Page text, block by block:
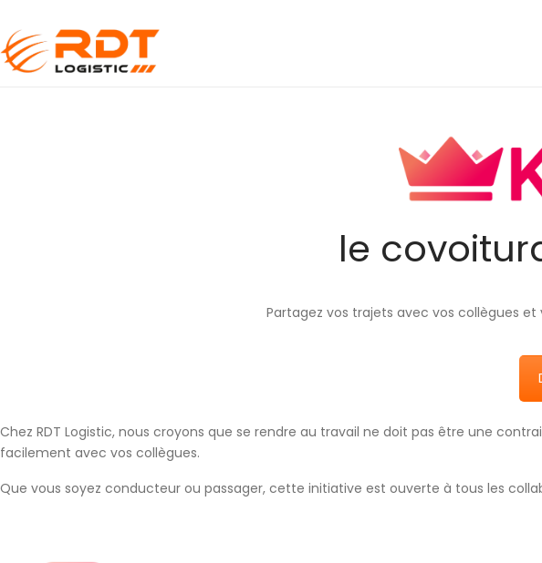
le
Partagez vos trajets avec vos collègues
Chez RDT Logistic, nous croyons que se rendre au travail ne doit pas être une
facilement avec vos collègues.
Que vous soyez conducteur ou passager, cette initiative est ouverte à tous les